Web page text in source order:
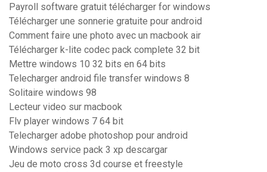
Payroll software gratuit télécharger for windows
Télécharger une sonnerie gratuite pour android
Comment faire une photo avec un macbook air
Télécharger k-lite codec pack complete 32 bit
Mettre windows 10 32 bits en 64 bits
Telecharger android file transfer windows 8
Solitaire windows 98
Lecteur video sur macbook
Flv player windows 7 64 bit
Telecharger adobe photoshop pour android
Windows service pack 3 xp descargar
Jeu de moto cross 3d course et freestyle